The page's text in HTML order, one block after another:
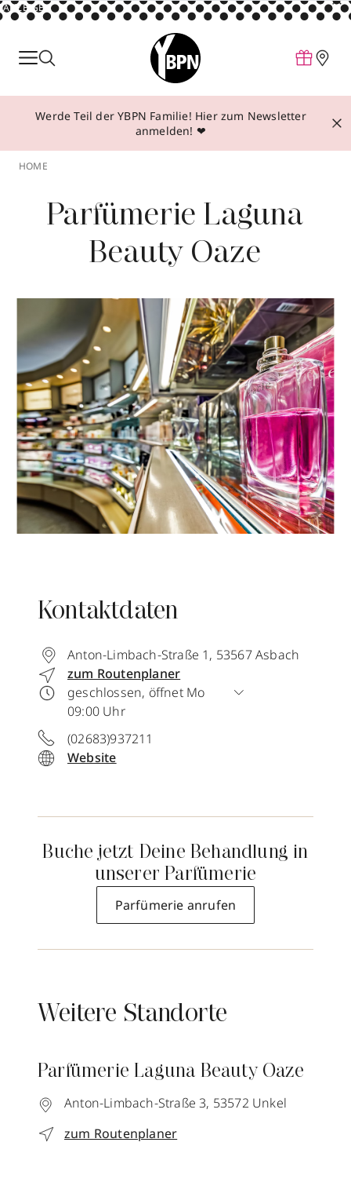
ANZEIGE
Parfum
Make-up
Behandlungen
Über YBPN
Aktionen
Werde Teil der YBPN Familie! Hier zum Newsletter
anmelden! ❤
HOME
Parfümerie Laguna
Beauty Oaze
Kontaktdaten
Anton-Limbach-Straße 1, 53567Asbach
zum Routenplaner
geschlossen, öffnet Mo
09:00 Uhr
(02683)937211
Website
Buche jetzt Deine Behandlung in
unserer Parfümerie
Parfümerie anrufen
Weitere Standorte
Parfümerie Laguna Beauty Oaze
Anton-Limbach-Straße 3, 53572 Unkel
zum Routenplaner